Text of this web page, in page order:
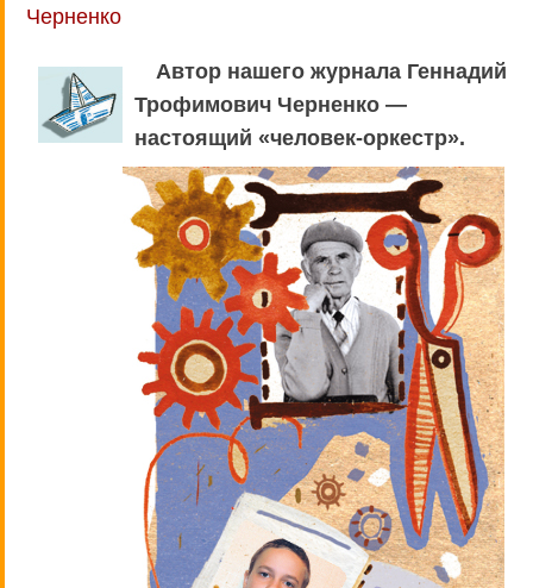
Черненко
Автор нашего журнала Геннадий
Трофимович Черненко —
настоящий «человек-оркестр».